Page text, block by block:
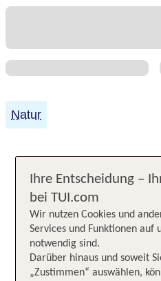
Natur
Ihre Entscheidung –
bei TUI.com
Wir nutzen Cookies und
Services und Funktionen auf
notwendig sind.
Darüber hinaus und soweit
„Zustimmen“ auswählen,